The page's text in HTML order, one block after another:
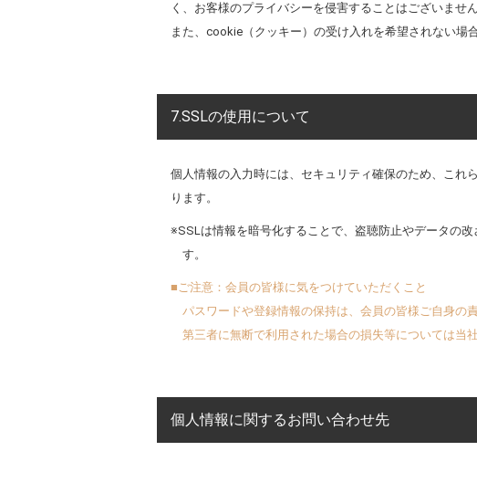
く、お客様のプライバシーを侵害することはございません
また、cookie（クッキー）の受け入れを希望されない場
7.SSLの使用について
個人情報の入力時には、セキュリティ確保のため、これ
ります。
※SSLは情報を暗号化することで、盗聴防止やデータの
す。
■ご注意：会員の皆様に気をつけていただくこと
パスワードや登録情報の保持は、会員の皆様ご自身の
第三者に無断で利用された場合の損失等については当
個人情報に関するお問い合わせ先